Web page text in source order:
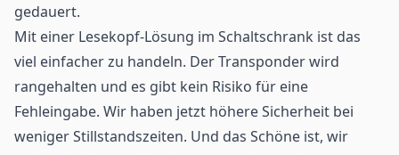
gedauert.
Mit einer Lesekopf-Lösung im Schaltschrank ist das
viel einfacher zu handeln. Der Transponder wird
rangehalten und es gibt kein Risiko für eine
Fehleingabe. Wir haben jetzt höhere Sicherheit bei
weniger Stillstandszeiten. Und das Schöne ist, wir